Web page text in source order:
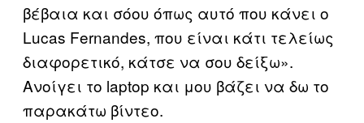
βέβαια και σόου όπως αυτό που κάνει ο
Lucas Fernandes, που είναι κάτι τελείως
διαφορετικό, κάτσε να σου δείξω».
Ανοίγει το laptop και μου βάζει να δω το
παρακάτω βίντεο.